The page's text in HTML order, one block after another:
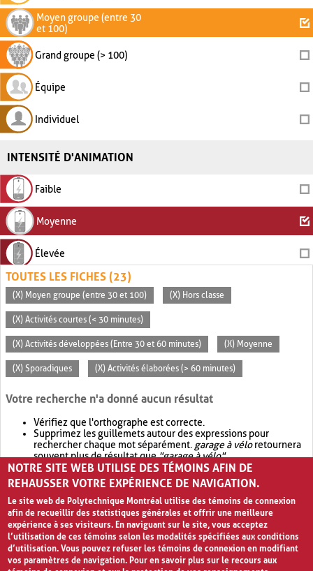
Moyen groupe (entre 30
et 100)
Grand groupe (> 100)
Équipe
Individuel
INTENSITÉ D'ANIMATION
Faible
Moyenne
Élevée
TOUTES LES FICHES (23)
(X) Moyen groupe (entre 30 et 100) (X) Hors classe
(X) Activités courtes (< 30 minutes)
(X) Activités développées (Entre 30 et 60 minutes) (X) Moyenne
(X) Sporadiques (X) Activités élaborées (> 60 minutes)
Votre recherche n'a donné aucun résultat
Vérifiez que l'orthographe est correcte.
Supprimez les guillemets autour des expressions pour
rechercher chaque mot séparément. garage à véloretournera
souvent plus de résultat que"garage à vélo".
Envisagez d'élargir votre recherche avec OR.garage OR vélo
retournera souvent plus de résultat quegarage à vélo
NOTRE SITE WEB UTILISE DES TÉMOINS AFIN DE
REHAUSSER VOTRE EXPÉRIENCE DE NAVIGATION.
Le site web de Polytechnique Montréal utilise des témoins de connexion
afin de recueillir des statistiques générales et offrir une meilleure
expérience à ses visiteurs. En naviguant sur le site, vous acceptez
l’utilisation de ces témoins selon les modalités spécifiées aux conditions
d’utilisation. Vous pouvez refuser les témoins de connexion en modifiant
vos paramètres de navigation. Pour en savoir plus sur le recours aux